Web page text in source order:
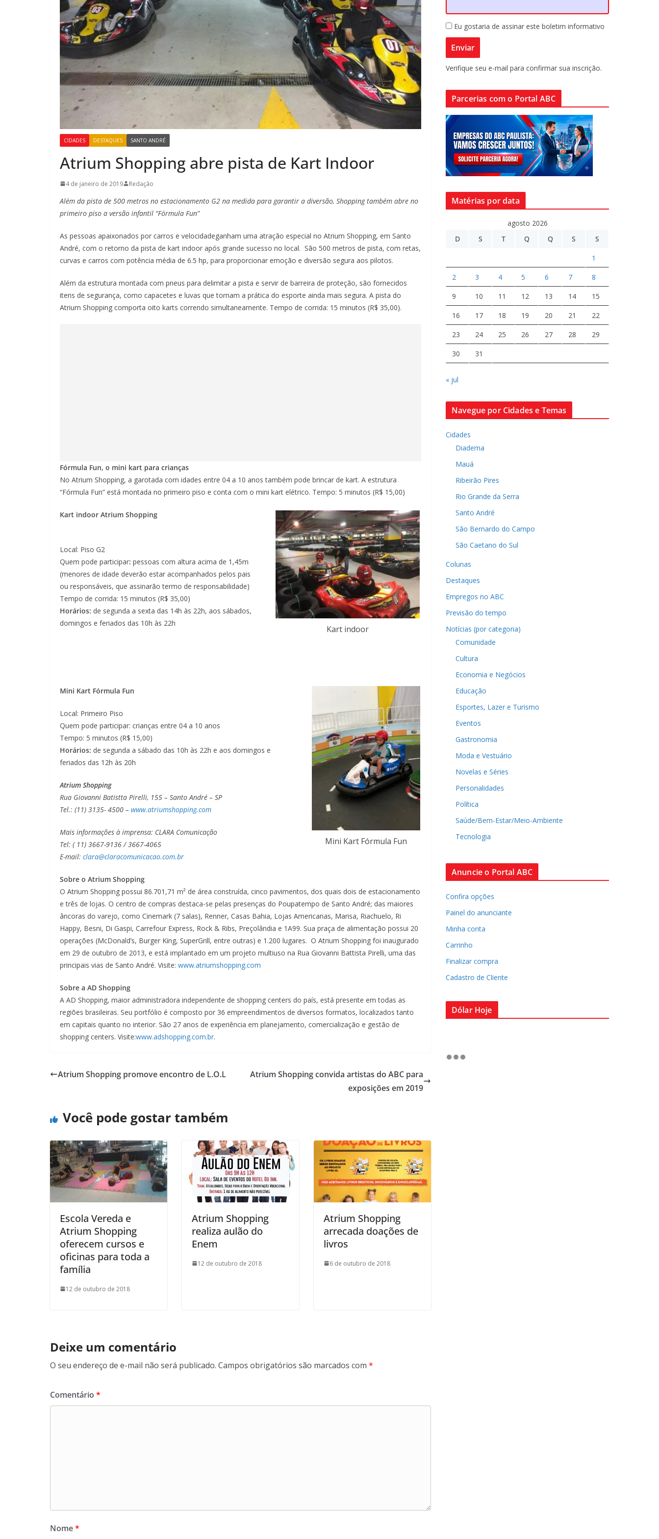
CIDADES DESTAQUES SANTO ANDRÉ
Atrium Shopping abre pista de Kart Indoor
4 de janeiro de 2019 Redação
Além da pista de 500 metros no estacionamento G2 na medida para garantir a diversão, Shopping também abre no
primeiro piso a versão infantil “Fórmula Fun”
As pessoas apaixonados por carros e velocidadeganham uma atração especial no Atrium Shopping, em Santo
André, com o retorno da pista de kart indoor após grande sucesso no local. São 500 metros de pista, com retas,
curvas e carros com potência média de 6.5 hp, para proporcionar emoção e diversão segura aos pilotos.
Além da estrutura montada com pneus para delimitar a pista e servir de barreira de proteção, são fornecidos
itens de segurança, como capacetes e luvas que tornam a prática do esporte ainda mais segura. A pista do
Atrium Shopping comporta oito karts correndo simultaneamente. Tempo de corrida: 15 minutos (R$ 35,00).
Fórmula Fun, o mini kart para crianças
No Atrium Shopping, a garotada com idades entre 04 a 10 anos também pode brincar de kart. A estrutura
“Fórmula Fun” está montada no primeiro piso e conta com o mini kart elétrico. Tempo: 5 minutos (R$ 15,00)
Kart indoor
Kart indoor Atrium Shopping
Local: Piso G2
Quem pode participar: pessoas com altura acima de 1,45m
(menores de idade deverão estar acompanhados pelos pais
ou responsáveis, que assinarão termo de responsabilidade)
Tempo de corrida: 15 minutos (R$ 35,00)
Horários: de segunda a sexta das 14h às 22h, aos sábados,
domingos e feriados das 10h às 22h
Mini Kart Fórmula Fun
Mini Kart Fórmula Fun
Local: Primeiro Piso
Quem pode participar: crianças entre 04 a 10 anos
Tempo: 5 minutos (R$ 15,00)
Horários: de segunda a sábado das 10h às 22h e aos domingos e
feriados das 12h às 20h
Atrium Shopping
Rua Giovanni Batistta Pirelli, 155 – Santo André – SP
Tel.: (11) 3135- 4500 – www.atriumshopping.com
Mais informações à imprensa: CLARA Comunicação
Tel: ( 11) 3667-9136 / 3667-4065
E-mail: clara@claracomunicacao.com.br
Sobre o Atrium Shopping
O Atrium Shopping possui 86.701,71 m² de área construída, cinco pavimentos, dos quais dois de estacionamento
e três de lojas. O centro de compras destaca-se pelas presenças do Poupatempo de Santo André; das maiores
âncoras do varejo, como Cinemark (7 salas), Renner, Casas Bahia, Lojas Americanas, Marisa, Riachuelo, Ri
Happy, Besni, Di Gaspi, Carrefour Express, Rock & Ribs, Preçolândia e 1A99. Sua praça de alimentação possui 20
operações (McDonald’s, Burger King, SuperGrill, entre outras) e 1.200 lugares. O Atrium Shopping foi inaugurado
em 29 de outubro de 2013, e está implantado em um projeto multiuso na Rua Giovanni Battista Pirelli, uma das
principais vias de Santo André. Visite: www.atriumshopping.com
Sobre a AD Shopping
A AD Shopping, maior administradora independente de shopping centers do país, está presente em todas as
regiões brasileiras. Seu portfólio é composto por 36 empreendimentos de diversos formatos, localizados tanto
em capitais quanto no interior. São 27 anos de experiência em planejamento, comercialização e gestão de
shopping centers. Visite:www.adshopping.com.br.
Atrium Shopping promove encontro de L.O.L
Atrium Shopping convida artistas do ABC para
exposições em 2019
Você pode gostar também
Escola Vereda e
Atrium Shopping
oferecem cursos e
oficinas para toda a
família
12 de outubro de 2018
Atrium Shopping
realiza aulão do
Enem
12 de outubro de 2018
Atrium Shopping
arrecada doações de
livros
6 de outubro de 2018
Deixe um comentário
O seu endereço de e-mail não será publicado. Campos obrigatórios são marcados com *
Comentário *
Nome*
Eu gostaria de assinar este boletim informativo
Verifique seu e-mail para confirmar sua inscrição.
Parcerias com o Portal ABC
Matérias por data
agosto 2026
D
S T Q Q S S
1
2 3 4 5 6 7 8
9 10 11 12 13 14 15
16 17 18 19 20 21 22
23 24 25 26 27 28 29
30 31
« jul
Navegue por Cidades e Temas
Cidades
Diadema
Mauá
Ribeirão Pires
Rio Grande da Serra
Santo André
São Bernardo do Campo
São Caetano do Sul
Colunas
Destaques
Empregos no ABC
Previsão do tempo
Notícias (por categoria)
Comunidade
Cultura
Economia e Negócios
Educação
Esportes, Lazer e Turismo
Eventos
Gastronomia
Moda e Vestuário
Novelas e Séries
Personalidades
Política
Saúde/Bem-Estar/Meio-Ambiente
Tecnologia
Anuncie o Portal ABC
Confira opções
Painel do anunciante
Minha conta
Carrinho
Finalizar compra
Cadastro de Cliente
Dólar Hoje